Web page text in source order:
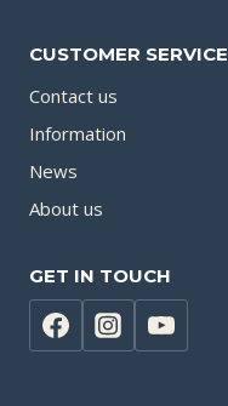
CUSTOMER SERVICE
Contact us
Information
News
About us
GET IN TOUCH